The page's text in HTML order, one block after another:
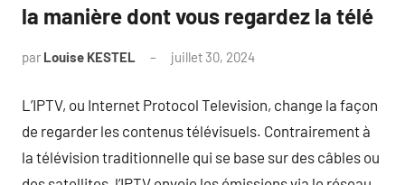
la manière dont vous regardez la télé
par Louise KESTEL juillet 30, 2024
L’IPTV, ou Internet Protocol Television, change la façon
de regarder les contenus télévisuels. Contrairement à
la télévision traditionnelle qui se base sur des câbles ou